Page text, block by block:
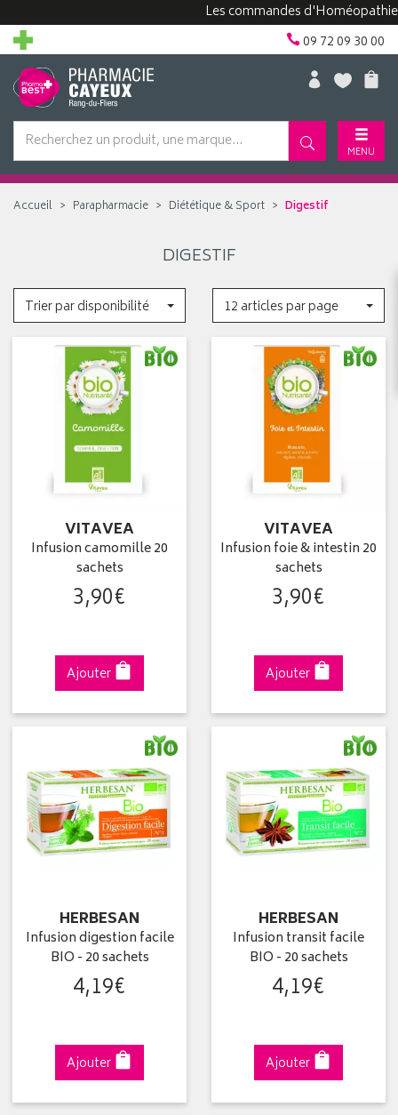
Les commandes d'Homéopathie
09 72 09 30 00
MENU
Accueil Parapharmacie Diététique & Sport Digestif
DIGESTIF
Trier par disponibilité 12 articles par page
VITAVEA
Infusion camomille 20
sachets
3,90€
Ajouter
VITAVEA
Infusion foie & intestin 20
sachets
3,90€
Ajouter
HERBESAN
Infusion digestion facile
BIO - 20 sachets
4,19€
Ajouter
HERBESAN
Infusion transit facile
BIO - 20 sachets
4,19€
Ajouter